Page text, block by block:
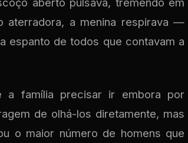
aterradora, a menina respirava —
espanto de todos que contavam a
a família precisar ir embora por
de olhá-los diretamente, mas
o maior número de homens que